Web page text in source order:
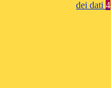
dei dati 4